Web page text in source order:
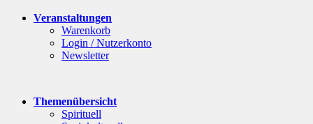
Veranstaltungen
Warenkorb
Login / Nutzerkonto
Newsletter
Themenübersicht
Spirituell